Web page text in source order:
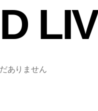
ありません